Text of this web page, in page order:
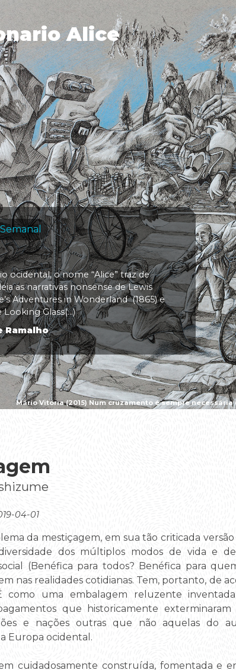
Mário Vitória (2015) Num cruzamento é sempre
Alice
ocidental, o nome “Alice” traz de
as narrativas nonsense de Lewis
Adventures in Wonderland (1865) e
Glass(...)
Ramalho
04-01
da mestiçagem, em sua tão criticada
dos múltiplos modos de vida e
(Benéfica para todos? Benéfica para
nas realidades cotidianas. Tem, portanto, de
como uma embalagem reluzente
que historicamente
e nações outras que não aquelas do
Europa ocidental.
cuidadosamente construída, fomentada e